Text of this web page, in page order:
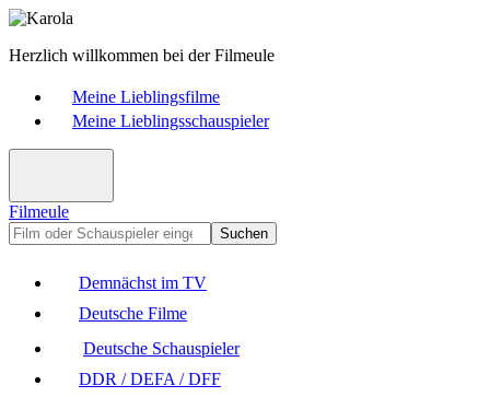
Herzlich willkommen bei der Filmeule
Meine Lieblingsfilme
Meine Lieblingsschauspieler
Filmeule
Suchen
Demnächst im TV
Deutsche Filme
Deutsche Schauspieler
DDR / DEFA / DFF